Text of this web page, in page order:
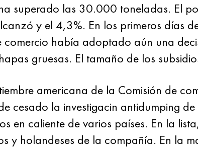
superado las 30.000 toneladas. El
y el 4,3%. En los primeros días
había adoptado aún una
gruesas. El tamaño de los
americana de la Comisión de
cesado la investigacin antidumping
en caliente de varios países. En la
y holandeses de la compañía. En la